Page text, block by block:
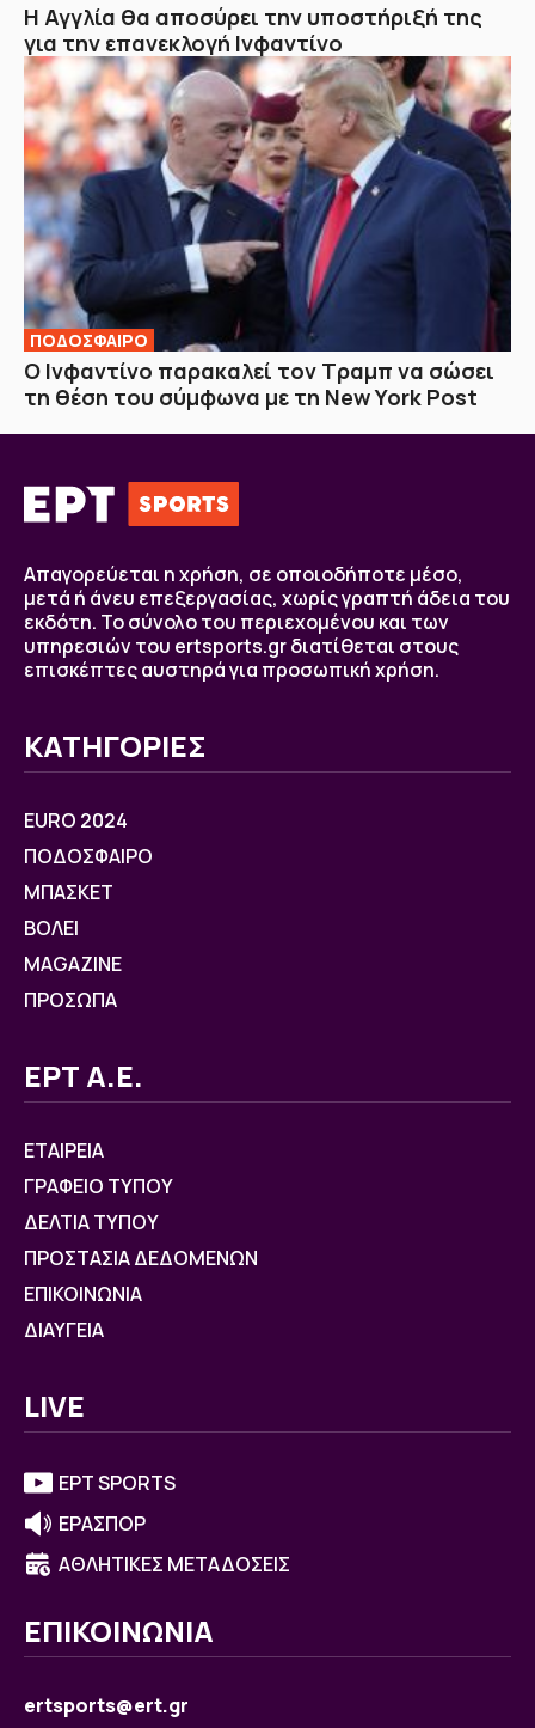
H Αγγλία θα αποσύρει την υποστήριξή της
για την επανεκλογή Ινφαντίνο
ΠΟΔΟΣΦΑΙΡΟ
Ο Ινφαντίνο παρακαλεί τον Τραμπ να σώσει
τη θέση του σύμφωνα με τη New York Post
Απαγορεύεται η χρήση, σε οποιοδήποτε μέσο,
μετά ή άνευ επεξεργασίας, χωρίς γραπτή άδεια του
εκδότη. Το σύνολο του περιεχομένου και των
υπηρεσιών του ertsports.gr διατίθεται στους
επισκέπτες αυστηρά για προσωπική χρήση.
ΚΑΤΗΓΟΡΙΕΣ
EURO 2024
ΠΟΔΟΣΦΑΙΡΟ
ΜΠΑΣΚΕΤ
ΒOΛΕΙ
MAGAZINE
ΠΡΟΣΩΠΑ
ΕΡΤ Α.Ε.
ΕΤΑΙΡΕΙΑ
ΓΡΑΦΕΙΟ ΤΥΠΟΥ
ΔΕΛΤΙΑ ΤΥΠΟΥ
ΠΡΟΣΤΑΣΙΑ ΔΕΔΟΜΕΝΩΝ
ΕΠΙΚΟΙΝΩΝΙΑ
ΔΙΑΥΓΕΙΑ
LIVE
ΕΡΤ SPORTS
ΕΡΑΣΠΟΡ
ΑΘΛΗΤΙΚΕΣ ΜΕΤΑΔΟΣΕΙΣ
ΕΠΙΚΟΙΝΩΝΙΑ
ertsports@ert.gr